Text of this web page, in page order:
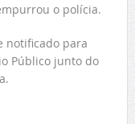
o polícia.
notificado para
Público junto do